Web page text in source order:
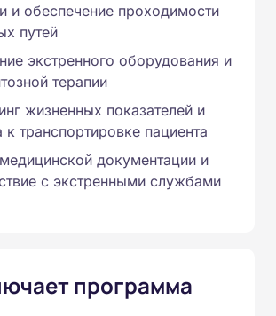
и обеспечение проходимости
путей
экстренного оборудования и
терапии
жизненных показателей и
к транспортировке пациента
документации и
с экстренными службами
программа